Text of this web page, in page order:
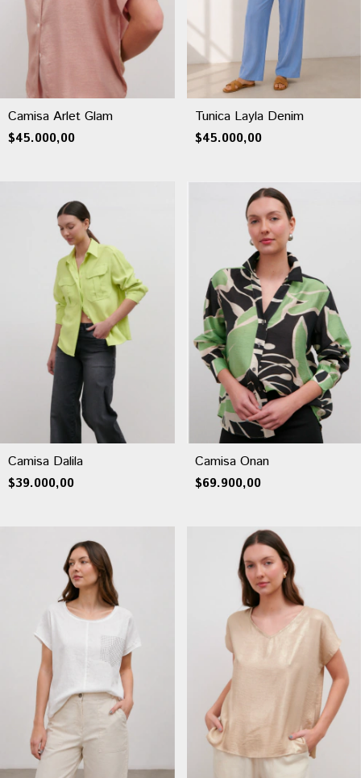
Camisa Arlet Glam
$45.000,00
Tunica Layla Denim
$45.000,00
Camisa Dalila
$39.000,00
Camisa Onan
$69.900,00